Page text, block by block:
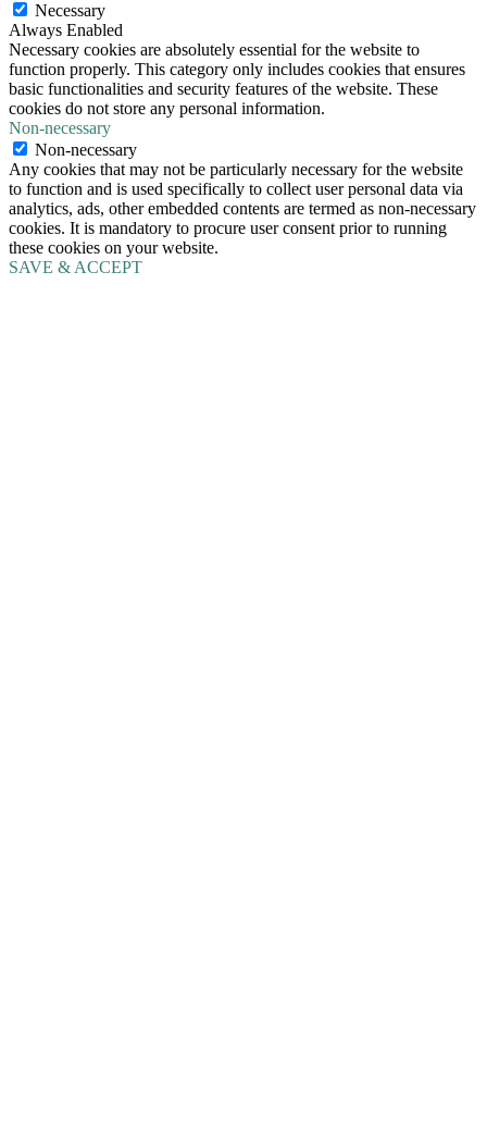
Necessary
Always Enabled
Necessary cookies are absolutely essential for the website to
function properly. This category only includes cookies that ensures
basic functionalities and security features of the website. These
cookies do not store any personal information.
Non-necessary
Non-necessary
Any cookies that may not be particularly necessary for the website
to function and is used specifically to collect user personal data via
analytics, ads, other embedded contents are termed as non-necessary
cookies. It is mandatory to procure user consent prior to running
these cookies on your website.
SAVE & ACCEPT